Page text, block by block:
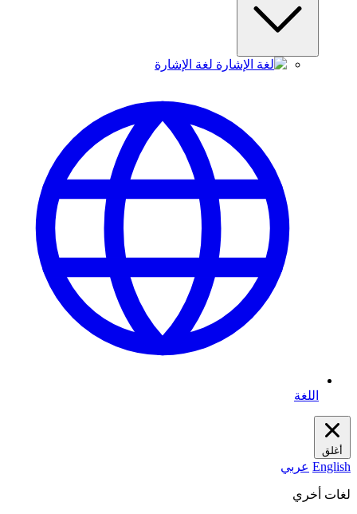
لغة الإشارة
اللغة
أغلق
English عربي
لغات أخري